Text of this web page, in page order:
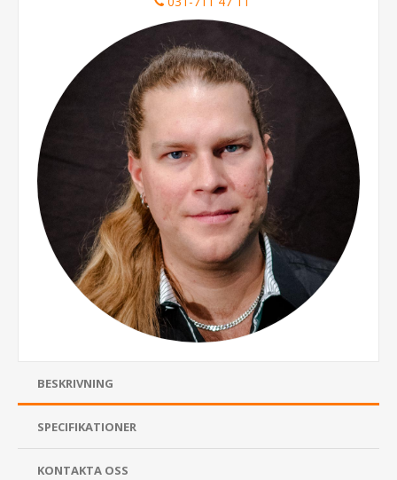
BESKRIVNING
SPECIFIKATIONER
KONTAKTA OSS